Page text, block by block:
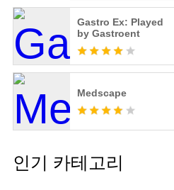
Gastro Ex: Played
by Gastroent
Medscape
인기 카테고리